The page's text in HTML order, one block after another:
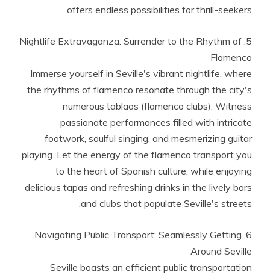
offers endless possibilities for thrill-seekers.
5. Nightlife Extravaganza: Surrender to the Rhythm of
Flamenco
Immerse yourself in Seville's vibrant nightlife, where
the rhythms of flamenco resonate through the city's
numerous tablaos (flamenco clubs). Witness
passionate performances filled with intricate
footwork, soulful singing, and mesmerizing guitar
playing. Let the energy of the flamenco transport you
to the heart of Spanish culture, while enjoying
delicious tapas and refreshing drinks in the lively bars
and clubs that populate Seville's streets.
6. Navigating Public Transport: Seamlessly Getting
Around Seville
Seville boasts an efficient public transportation